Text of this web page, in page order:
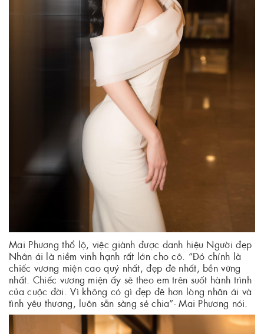
Mai Phương thổ lộ, việc giành được danh hiệu Người đẹp
Nhân ái là niềm vinh hạnh rất lớn cho cô. “Đó chính là
chiếc vương miện cao quý nhất, đẹp đẽ nhất, bền vững
nhất. Chiếc vương miện ấy sẽ theo em trên suốt hành trình
của cuộc đời. Vì không có gì đẹp đẽ hơn lòng nhân ái và
tình yêu thương, luôn sẵn sàng sẻ chia”- Mai Phương nói.